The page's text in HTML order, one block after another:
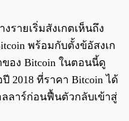
รายเริ่มสังเกตเห็นถึง
พร้อมกับตั้งข้อัสงเก
อง Bitcoin ในตอนนี้ดู
2018 ที่ราคา Bitcoin ได้
ลาร์ก่อนฟื้นตัวกลับเข้าสู่